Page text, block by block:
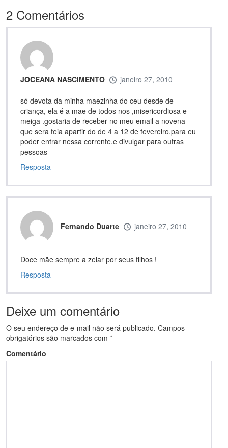
2 Comentários
JOCEANA NASCIMENTO janeiro 27, 2010
só devota da minha maezinha do ceu desde de
criança, ela é a mae de todos nos ,misericordiosa e
meiga .gostaria de receber no meu email a novena
que sera feia apartir do de 4 a 12 de fevereiro.para eu
poder entrar nessa corrente.e divulgar para outras
pessoas
Resposta
Fernando Duarte janeiro 27, 2010
Doce mãe sempre a zelar por seus filhos !
Resposta
Deixe um comentário
O seu endereço de e-mail não será publicado. Campos
obrigatórios são marcados com *
Comentário